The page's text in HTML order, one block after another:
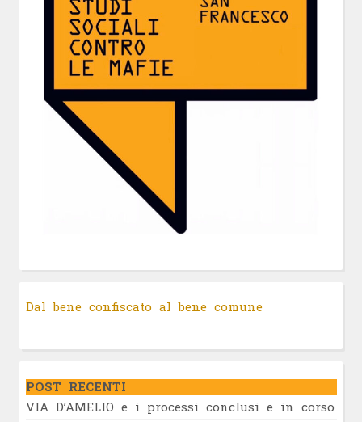
Dal bene confiscato al bene comune
POST RECENTI
VIA D’AMELIO e i processi conclusi e in corso